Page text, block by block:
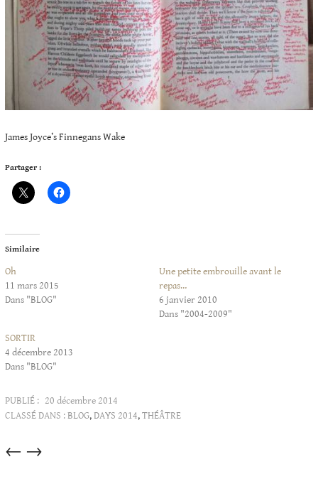
James Joyce’s Finnegans Wake
Partager :
Similaire
Oh
11 mars 2015
Dans "BLOG"
Une petite embrouille avant le
repas…
6 janvier 2010
Dans "2004-2009"
SORTIR
4 décembre 2013
Dans "BLOG"
PUBLIÉ : 20 décembre 2014
CLASSÉ DANS :BLOG,DAYS 2014,THÉÂTRE
Articles
→
←